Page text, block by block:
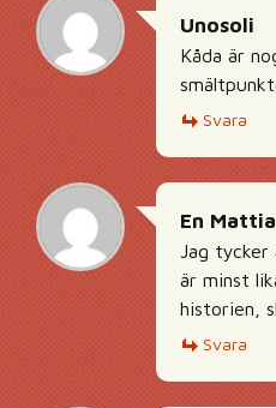
Unosoli
Kåda är
Svara
En
Jag tycker
är minst
historien,
Svara